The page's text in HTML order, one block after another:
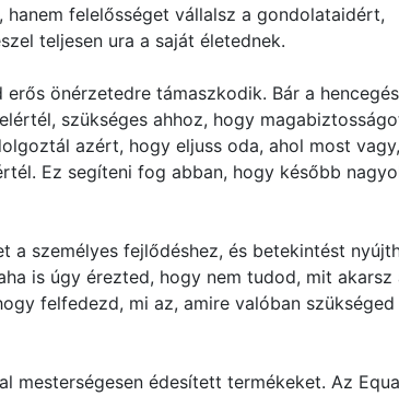
felelősséget vállalsz a gondolataidért,
teljesen ura a saját életednek.
önérzetedre támaszkodik. Bár a hencegés
szükséges ahhoz, hogy
azért, hogy eljuss oda, ahol most vagy,
Ez segíteni fog abban, hogy később
a személyes fejlődéshez, és betekintést
is úgy érezted, hogy nem tudod, mit akarsz
felfedezd, mi az, amire valóban szükséged
mesterségesen édesített termékeket. Az